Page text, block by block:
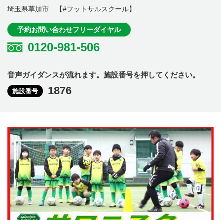
埼玉県草加市 【#フットサルスクール】
予約お問い合わせフリーダイヤル
0120-981-506
音声ガイダンスが流れます。施設番号を押してください。
施設番号 1876